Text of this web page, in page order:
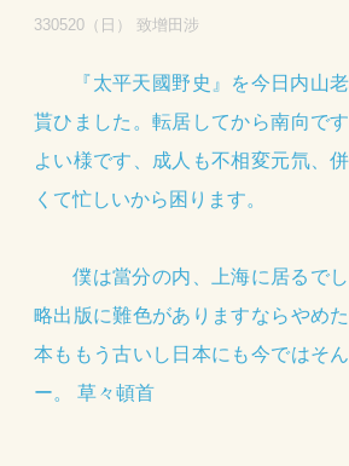
330520（日） 致增田涉
『太平天國野史』を今日内山
貰ひました。転居してから南向で
よい様です、成人も不相変元氘、
くて忙しいから困ります。
僕は當分の内、上海に居るで
略出版に難色がありますならやめ
本ももう古いし日本にも今ではそ
ー。 草々頓首